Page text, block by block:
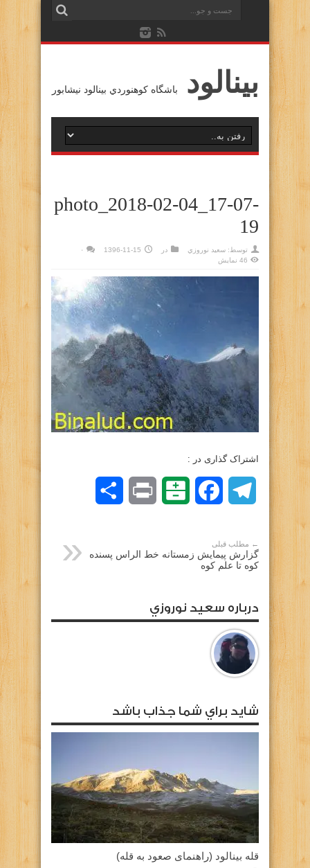
بينالود باشگاه كوهنوردي بينالود نيشابور
photo_2018-02-04_17-07-
19
توسط: سعيد نوروزي در 1396-11-15
۰
46 نمایش
اشتراک گذاری در :
Telegram
Facebook
Balatarin
Print
← مطلب قبلی
گزارش پیمایش زمستانه خط الراس پسنده
کوه تا علم کوه
درباره سعيد نوروزي
شايد براي شما جذاب باشد
قله بینالود (راهنمای صعود به قله)